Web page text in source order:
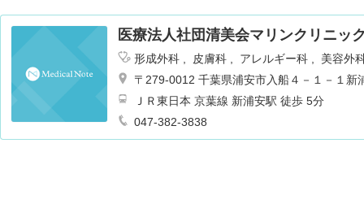
医療法人社団清美会マリンクリニッ
形成外科 皮膚科 アレルギー科
美容外
〒279-0012 千葉県浦安市入船４－１－１新
ＪＲ東日本 京葉線 新浦安駅 徒歩 5分
047-382-3838